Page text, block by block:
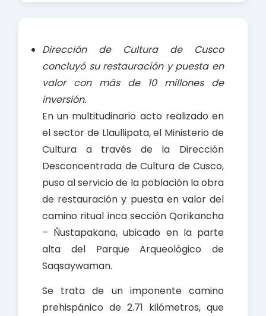
o
s
p
p
Dirección de Cultura de Cusco
concluyó su restauración y puesta en
valor con más de 10 millones de
inversión.
En un multitudinario acto realizado en
el sector de Llaullipata, el Ministerio de
Cultura a través de la Dirección
Desconcentrada de Cultura de Cusco,
puso al servicio de la población la obra
de restauración y puesta en valor del
camino ritual inca sección Qorikancha
– Ñustapakana, ubicado en la parte
alta del Parque Arqueológico de
Saqsaywaman.
Se trata de un imponente camino
prehispánico de 2.71 kilómetros, que